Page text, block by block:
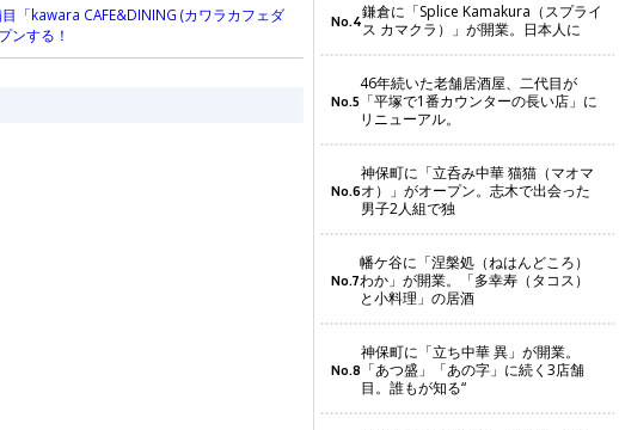
「kawara CAFE&DINING (カワラカフェダ
ンする！
No.4鎌倉に「Splice Kamakura（スプライ
ス カマクラ）」が開業。日本人に
No.5
46年続いた老舗居酒屋、二代目が
「平塚で1番カウンターの長い店」に
リニューアル。
No.6
神保町に「立呑み中華 猫猫（マオマ
オ）」がオープン。志木で出会った
男子2人組で独
No.7
幡ケ谷に「涅槃処（ねはんどころ）
わか」が開業。「多幸寿（タコス）
と小料理」の居酒
No.8
神保町に「立ち中華 異」が開業。
「あつ盛」「あの字」に続く3店舗
目。誰もが知る“